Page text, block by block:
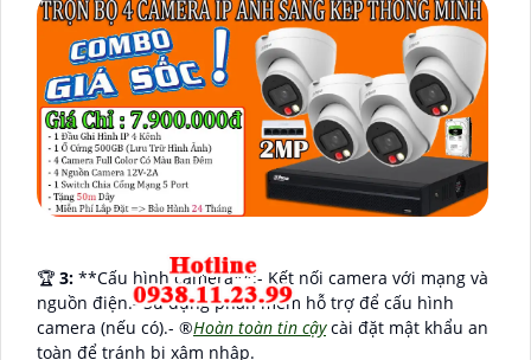
️🏆 3: **Cấu hình camera**:- Kết nối camera với mạng và
nguồn điện.- Sử dụng phần mềm hỗ trợ để cấu hình
camera (nếu có).- ®️Hoàn toàn tin cậycài đặt mật khẩu an
toàn để tránh bị xâm nhập.